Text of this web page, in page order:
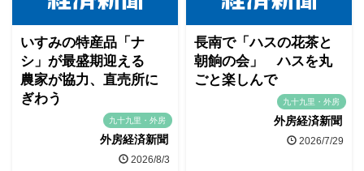
いすみの特産品「ナ
シ」が最盛期迎える
農家が協力、直売所に
ぎわう
九十九里・外房
外房経済新聞
2026/8/3
長南で「ハスの花茶と
朝餉の会」 ハスを丸
ごと楽しんで
九十九里・外房
外房経済新聞
2026/7/29